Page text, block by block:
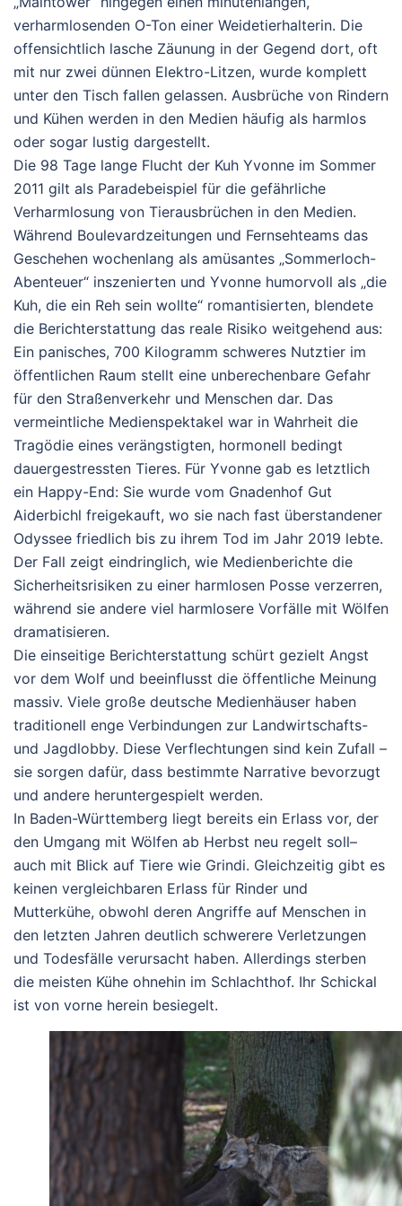
verharmlosenden O-Ton einer Weidetierhalterin. Die
offensichtlich lasche Zäunung in der Gegend dort, oft
mit nur zwei dünnen Elektro-Litzen, wurde komplett
unter den Tisch fallen gelassen. Ausbrüche von Rindern
und Kühen werden in den Medien häufig als harmlos
oder sogar lustig dargestellt.
Die 98 Tage lange Flucht der Kuh Yvonne im Sommer
2011 gilt als Paradebeispiel für die gefährliche
Verharmlosung von Tierausbrüchen in den Medien.
Während Boulevardzeitungen und Fernsehteams das
Geschehen wochenlang als amüsantes „Sommerloch-
Abenteuer“ inszenierten und Yvonne humorvoll als „die
Kuh, die ein Reh sein wollte“ romantisierten, blendete
die Berichterstattung das reale Risiko weitgehend aus:
Ein panisches, 700 Kilogramm schweres Nutztier im
öffentlichen Raum stellt eine unberechenbare Gefahr
für den Straßenverkehr und Menschen dar. Das
vermeintliche Medienspektakel war in Wahrheit die
Tragödie eines verängstigten, hormonell bedingt
dauergestressten Tieres. Für Yvonne gab es letztlich
ein Happy-End: Sie wurde vom Gnadenhof Gut
Aiderbichl freigekauft, wo sie nach fast überstandener
Odyssee friedlich bis zu ihrem Tod im Jahr 2019 lebte.
Der Fall zeigt eindringlich, wie Medienberichte die
Sicherheitsrisiken zu einer harmlosen Posse verzerren,
während sie andere viel harmlosere Vorfälle mit Wölfen
dramatisieren.
Die einseitige Berichterstattung schürt gezielt Angst
vor dem Wolf und beeinflusst die öffentliche Meinung
massiv. Viele große deutsche Medienhäuser haben
traditionell enge Verbindungen zur Landwirtschafts-
und Jagdlobby. Diese Verflechtungen sind kein Zufall –
sie sorgen dafür, dass bestimmte Narrative bevorzugt
und andere heruntergespielt werden.
In Baden-Württemberg liegt bereits ein Erlass vor, der
den Umgang mit Wölfen ab Herbst neu regelt soll–
auch mit Blick auf Tiere wie Grindi. Gleichzeitig gibt es
keinen vergleichbaren Erlass für Rinder und
Mutterkühe, obwohl deren Angriffe auf Menschen in
den letzten Jahren deutlich schwerere Verletzungen
und Todesfälle verursacht haben. Allerdings sterben
die meisten Kühe ohnehin im Schlachthof. Ihr Schickal
ist von vorne herein besiegelt.